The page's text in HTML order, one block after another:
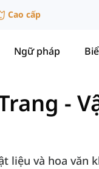
Cao cấp
Ngữ pháp
-
liệu và hoa văn